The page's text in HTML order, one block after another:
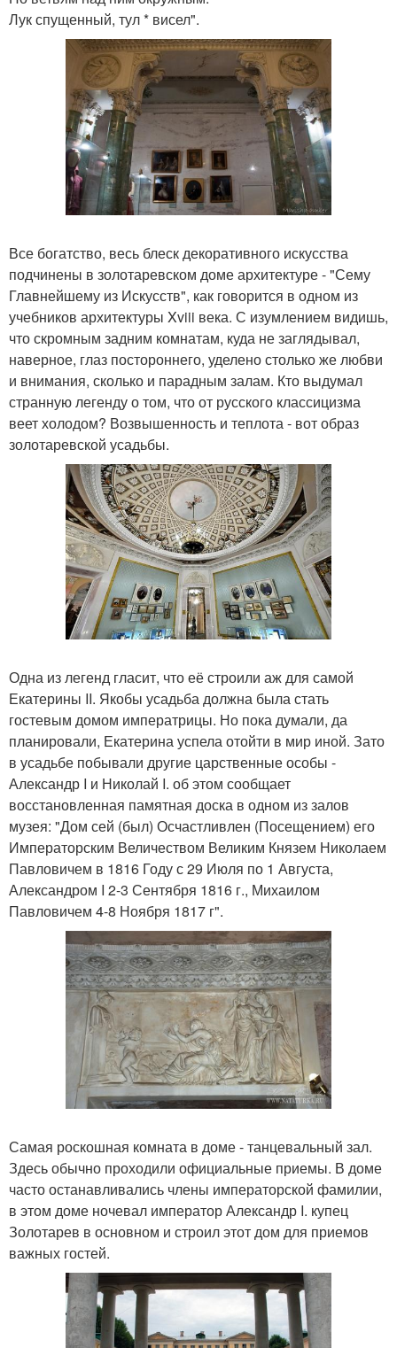
Лук спущенный, тул * висел".
Все богатство, весь блеск декоративного искусства
подчинены в золотаревском доме архитектуре - "Сему
Главнейшему из Искусств", как говорится в одном из
учебников архитектуры Xviii века. С изумлением видишь,
что скромным задним комнатам, куда не заглядывал,
наверное, глаз постороннего, уделено столько же любви
и внимания, сколько и парадным залам. Кто выдумал
странную легенду о том, что от русского классицизма
веет холодом? Возвышенность и теплота - вот образ
золотаревской усадьбы.
Одна из легенд гласит, что её строили аж для самой
Екатерины II. Якобы усадьба должна была стать
гостевым домом императрицы. Но пока думали, да
планировали, Екатерина успела отойти в мир иной. Зато
в усадьбе побывали другие царственные особы -
Александр I и Николай I. об этом сообщает
восстановленная памятная доска в одном из залов
музея: "Дом сей (был) Осчастливлен (Посещением) его
Императорским Величеством Великим Князем Николаем
Павловичем в 1816 Году с 29 Июля по 1 Августа,
Александром I 2-3 Сентября 1816 г., Михаилом
Павловичем 4-8 Ноября 1817 г".
Самая роскошная комната в доме - танцевальный зал.
Здесь обычно проходили официальные приемы. В доме
часто останавливались члены императорской фамилии,
в этом доме ночевал император Александр I. купец
Золотарев в основном и строил этот дом для приемов
важных гостей.